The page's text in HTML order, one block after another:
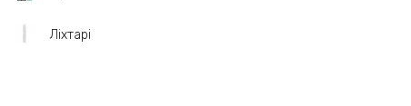
Ліхтарі